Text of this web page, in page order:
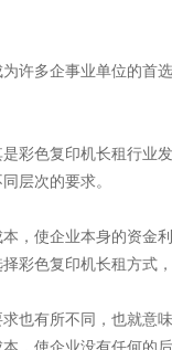
多企事业单位的首
色复印机长租行业
层次的要求。
使企业本身的资金
彩色复印机长租方式
有所不同，也就意